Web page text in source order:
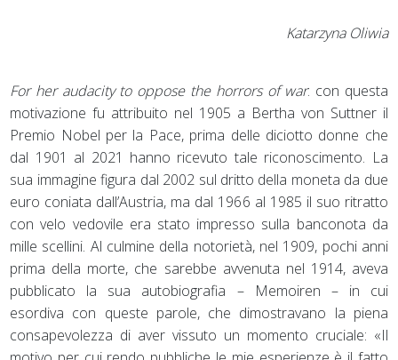
Katarzyna Oliwia
For her audacity to oppose the horrors of war: con questa
motivazione fu attribuito nel 1905 a Bertha von Suttner il
Premio Nobel per la Pace, prima delle diciotto donne che
dal 1901 al 2021 hanno ricevuto tale riconoscimento. La
sua immagine figura dal 2002 sul dritto della moneta da due
euro coniata dall’Austria, ma dal 1966 al 1985 il suo ritratto
con velo vedovile era stato impresso sulla banconota da
mille scellini. Al culmine della notorietà, nel 1909, pochi anni
prima della morte, che sarebbe avvenuta nel 1914, aveva
pubblicato la sua autobiografia – Memoiren – in cui
esordiva con queste parole, che dimostravano la piena
consapevolezza di aver vissuto un momento cruciale: «Il